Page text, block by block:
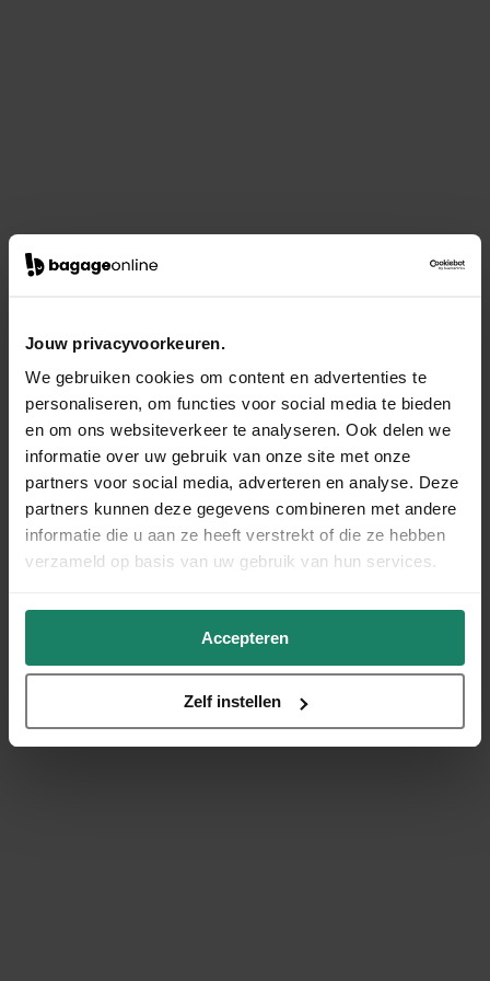
Jouw privacyvoorkeuren.
We gebruiken cookies om content en advertenties te
personaliseren, om functies voor social media te bieden
en om ons websiteverkeer te analyseren. Ook delen we
informatie over uw gebruik van onze site met onze
partners voor social media, adverteren en analyse. Deze
partners kunnen deze gegevens combineren met andere
informatie die u aan ze heeft verstrekt of die ze hebben
verzameld op basis van uw gebruik van hun services.
Accepteren
Zelf instellen